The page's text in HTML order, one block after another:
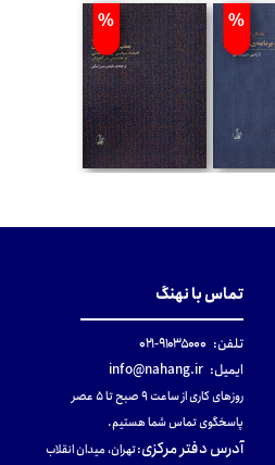
%
%
تماس با نهنگ
تلفن: ۹۱۰۳۵۰۰۰-۰۲۱
ایمیل: info@nahang.ir
روزهای کاری از ساعت ۹ صبح تا ۵ عصر
پاسخگوی تماس شما هستیم.
آدرس دفتر مرکزی:تهران، میدان انقلاب